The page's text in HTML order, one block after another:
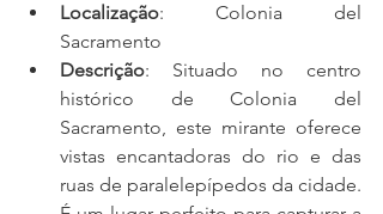
Localização: Colonia del
Sacramento
Descrição: Situado no centro
histórico de Colonia del
Sacramento, este mirante oferece
vistas encantadoras do rio e das
ruas de paralelepípedos da cidade.